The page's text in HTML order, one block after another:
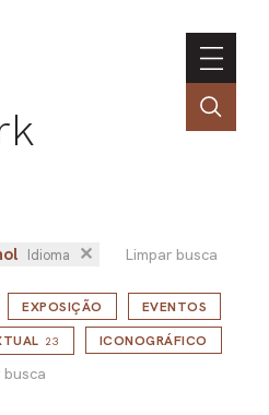
Idioma ✕ Limpar busca
EXPOSIÇÃO
EVENTOS
23
ICONOGRÁFICO
busca